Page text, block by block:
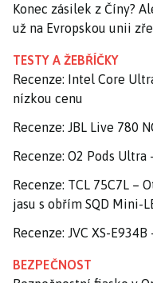
Konec zásilek z Číny?
už na Evropskou unii
TESTY A ŽEBŘÍČKY
Recenze: Intel Core
nízkou cenu
Recenze: JBL Live 780
Recenze: O2 Pods Ultra
Recenze: TCL 75C7L –
jasu s obřím SQD Mini-
Recenze: JVC XS-
BEZPEČNOST